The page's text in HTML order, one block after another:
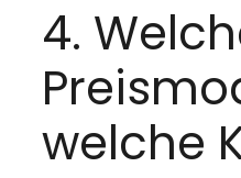
4.
welche